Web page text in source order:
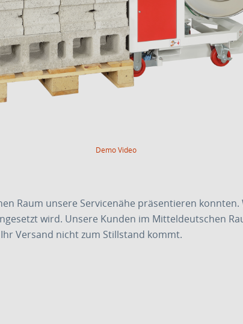
Demo Video
Raum unsere Servicenähe präsentieren
wird. Unsere Kunden im Mitteldeutschen
Versand nicht zum Stillstand kommt.